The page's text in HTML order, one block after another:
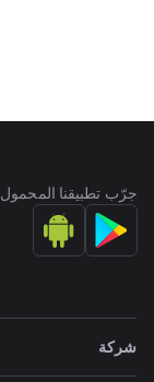
جرّب تطبيقنا المحمول NOW
شركة